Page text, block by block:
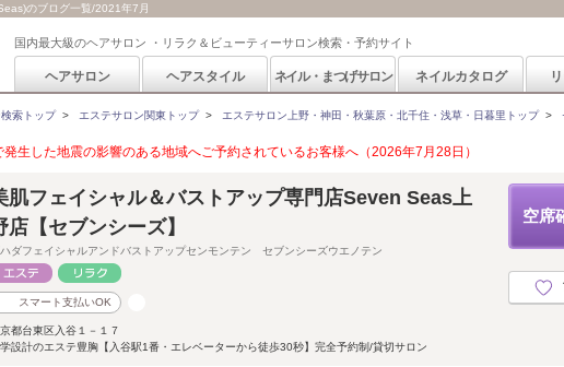
のブログ一覧/2021年7月
国内最大級のヘアサロン ・リラク＆ビューティーサロン検索・予約サイト
ヘアサロン ヘアスタイル ネイル・まつげサロン ネイルカタログ
索トップ> エステサロン関東トップ> エステサロン上野・神田・秋葉原・北千住・浅草・日暮里トップ>
発生した地震の影響のある地域へご予約されているお客様へ（2026年7月28日）
空席
肌フェイシャル＆バストアップ専門店Seven Seas上
店【セブンシーズ】
ハダフェイシャルアンドバストアップセンモンテン セブンシーズウエノテン
スマート支払いOK
都台東区入谷１－１７
設計のエステ豊胸【入谷駅1番・エレベーターから徒歩30秒】完全予約制/貸切サロン